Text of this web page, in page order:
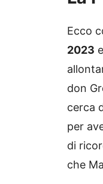
Ecco
2023
don
cerca
per
di
che